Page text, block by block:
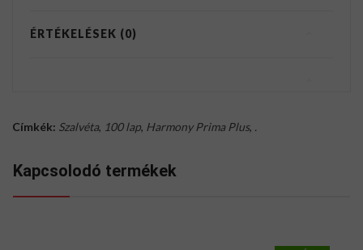
ÉRTÉKELÉSEK (0)
Címkék: Szalvéta, 100 lap, Harmony Prima Plus, .
Kapcsolodó termékek